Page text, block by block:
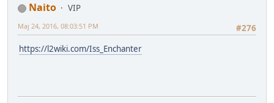
Naito
VIP
#276
Maj 24, 2016, 08:03:51 PM
https://l2wiki.com/Iss_Enchanter